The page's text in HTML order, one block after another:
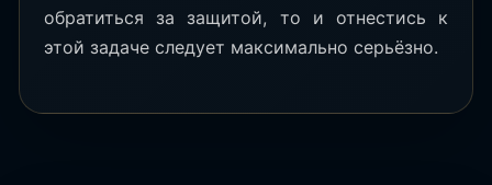
обратиться за защитой, то и отнестись к
этой задаче следует максимально серьёзно.